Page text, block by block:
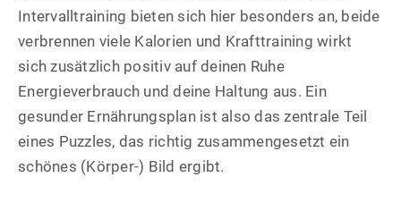
Intervalltraining bieten sich hier besonders an, beide
verbrennen viele Kalorien und Krafttraining wirkt
sich zusätzlich positiv auf deinen Ruhe
Energieverbrauch und deine Haltung aus. Ein
gesunder Ernährungsplan ist also das zentrale Teil
eines Puzzles, das richtig zusammengesetzt ein
schönes (Körper-) Bild ergibt.